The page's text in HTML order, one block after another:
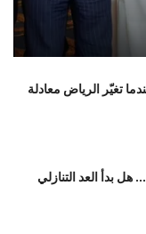
تغيّر الرياض معادلة
بدأ العد التنازلي